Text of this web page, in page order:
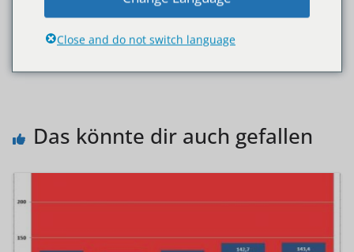
Das könnte dir auch gefallen
Close and do not switch language